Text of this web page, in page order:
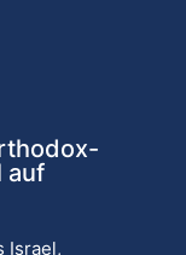
auf
Israel,